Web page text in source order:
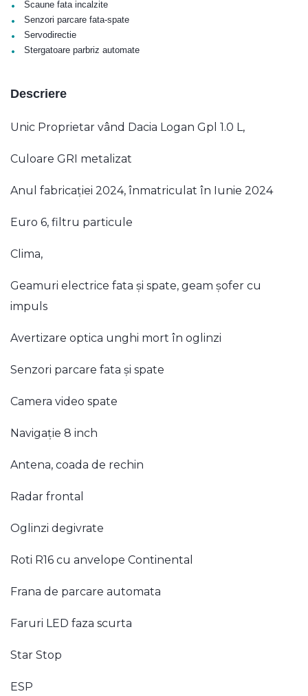
• Scaune fata incalzite
• Senzori parcare fata-spate
• Servodirectie
• Stergatoare parbriz automate
Descriere
Unic Proprietar vând Dacia Logan Gpl 1.0 L,
Culoare GRI metalizat
Anul fabricației 2024, înmatriculat în Iunie 2024
Euro 6, filtru particule
Clima,
Geamuri electrice fata și spate, geam șofer cu
impuls
Avertizare optica unghi mort în oglinzi
Senzori parcare fata și spate
Camera video spate
Navigație 8 inch
Antena, coada de rechin
Radar frontal
Oglinzi degivrate
Roti R16 cu anvelope Continental
Frana de parcare automata
Faruri LED faza scurta
Star Stop
ESP